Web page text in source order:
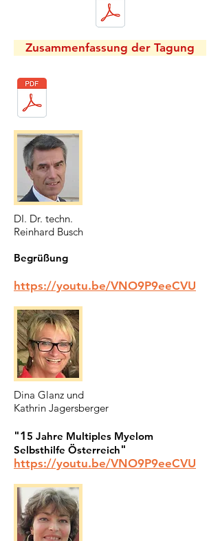
Zusammenfassung der Tagung
DI. Dr. techn.
Reinhard Busch
Begrüßung
https://youtu.be/VNO9P9eeCVU
Dina Glanz und
Kathrin Jagersberger
"15 Jahre Multiples Myelom
Selbsthilfe Österreich"
https://youtu.be/VNO9P9eeCVU